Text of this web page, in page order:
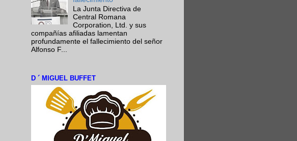
La Junta Directiva de
Central Romana
Corporation, Ltd. y sus
compañías afiliadas lamentan
profundamente el fallecimiento del señor
Alfonso F...
D ´ MIGUEL BUFFET